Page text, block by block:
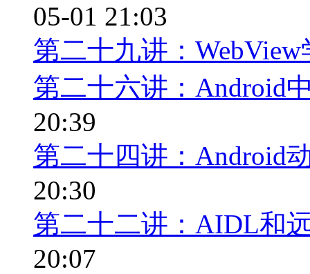
05-01 21:03
第二十九讲：
第二十六讲：Android
20:39
第二十四讲：Android
20:30
第二十二讲：AIDL和
20:07